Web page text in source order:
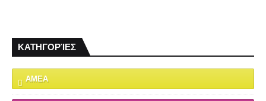
ΚΑΤΗΓΟΡΊΕΣ
ΑΜΕΑ